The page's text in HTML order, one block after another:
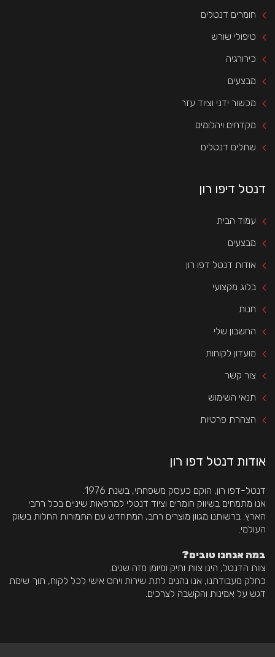
חומרים דנטלים
טיפולי שורש
כירורגיה
מבצעים
מכשור ידני וציוד עזר
מקדחים ויהלומים
שתלים דנטלים
דנטל דיפו רון
עמוד הבית
מבצעים
אודות דנטל דפו רון
בלוג מקצועי
חנות
החשבון שלי
מועדון לקוחות
צור קשר
תנאי השימוש
הצהרת פרטיות
אודות דנטל דפו רון
דנטל-דפו רון, הוקם כעסק משפחתי, בשנת 1976.
אנו מתמחים בשיווק חומרים וציוד דנטלי למרפאות שיניים בכל רחבי
הארץ. ברשותנו מגוון מוצרים רחב, המתחדש עם התמורות החלות בשוק
העולמי.
במה אנחנו טובים?
צוות הדנטל, הינו צוות ותיק ומיומן מזה שנים.
כחלק מעבודתנו, אנו נהנים לתת שירות ויחס אישי לכל לקוח, תוך שימת
דגש על אמינות והקשבה לצרכים.